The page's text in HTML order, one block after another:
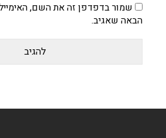
שמור בדפדפן זה את השם,
הבאה שאגיב.